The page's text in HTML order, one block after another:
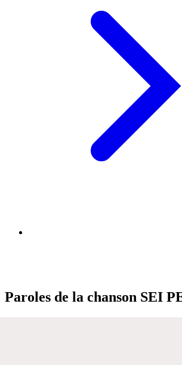
Paroles de la chanson SEI